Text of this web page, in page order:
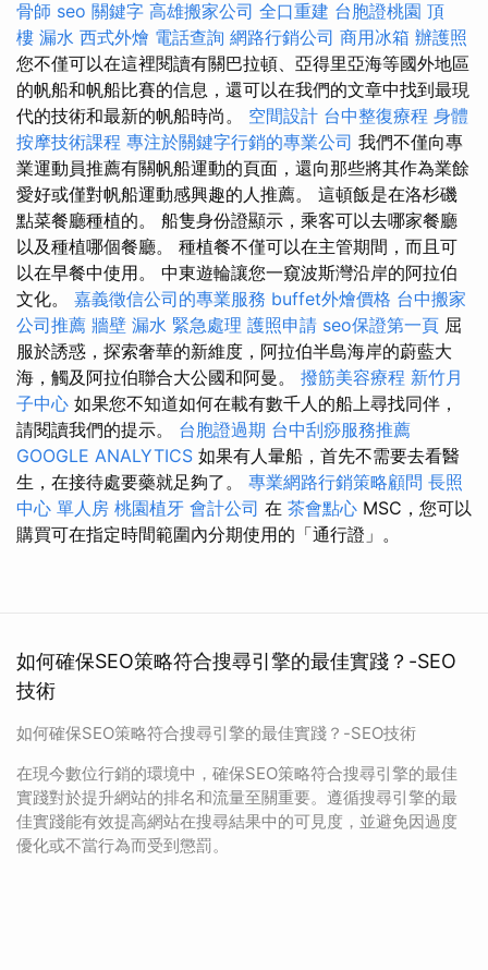
骨師 seo 關鍵字 高雄搬家公司 全口重建 台胞證桃園 頂
樓 漏水 西式外燴 電話查詢 網路行銷公司 商用冰箱 辦護照
您不僅可以在這裡閱讀有關巴拉頓、亞得里亞海等國外地區
的帆船和帆船比賽的信息，還可以在我們的文章中找到最現
代的技術和最新的帆船時尚。 空間設計 台中整復療程 身體
按摩技術課程 專注於關鍵字行銷的專業公司 我們不僅向專
業運動員推薦有關帆船運動的頁面，還向那些將其作為業餘
愛好或僅對帆船運動感興趣的人推薦。 這頓飯是在洛杉磯
點菜餐廳種植的。 船隻身份證顯示，乘客可以去哪家餐廳
以及種植哪個餐廳。 種植餐不僅可以在主管期間，而且可
以在早餐中使用。 中東遊輪讓您一窺波斯灣沿岸的阿拉伯
文化。 嘉義徵信公司的專業服務 buffet外燴價格 台中搬家
公司推薦 牆壁 漏水 緊急處理 護照申請 seo保證第一頁 屈
服於誘惑，探索奢華的新維度，阿拉伯半島海岸的蔚藍大
海，觸及阿拉伯聯合大公國和阿曼。 撥筋美容療程 新竹月
子中心 如果您不知道如何在載有數千人的船上尋找同伴，
請閱讀我們的提示。 台胞證過期 台中刮痧服務推薦
GOOGLE ANALYTICS 如果有人暈船，首先不需要去看醫
生，在接待處要藥就足夠了。 專業網路行銷策略顧問 長照
中心 單人房 桃園植牙 會計公司 在 茶會點心 MSC，您可以
購買可在指定時間範圍內分期使用的「通行證」。
如何確保SEO策略符合搜尋引擎的最佳實踐？-SEO
技術
如何確保SEO策略符合搜尋引擎的最佳實踐？-SEO技術
在現今數位行銷的環境中，確保SEO策略符合搜尋引擎的最佳
實踐對於提升網站的排名和流量至關重要。遵循搜尋引擎的最
佳實踐能有效提高網站在搜尋結果中的可見度，並避免因過度
優化或不當行為而受到懲罰。